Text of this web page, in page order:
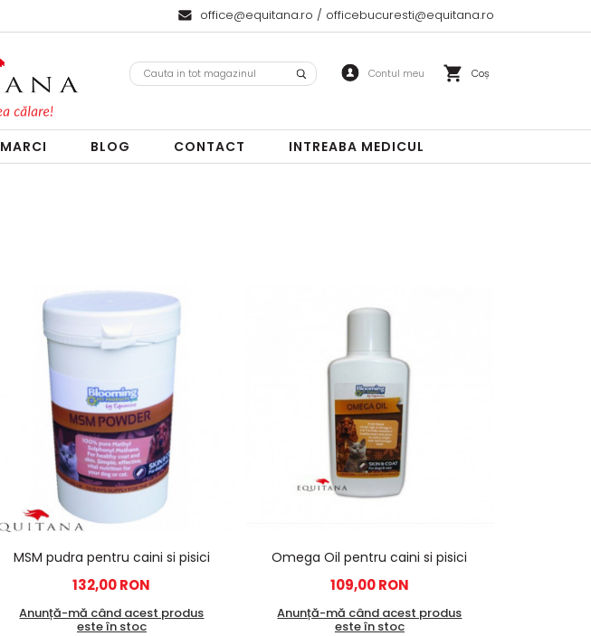
office@equitana.ro / officebucuresti@equitana.ro
Coș
MARCI BLOG CONTACT INTREABA MEDICUL
MSM pudra pentru caini si pisici
132,00 RON
Anunță-mă când acest produs
este în stoc
Omega Oil pentru caini si pisici
109,00 RON
Anunță-mă când acest produs
este în stoc